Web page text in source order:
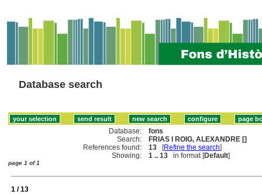
Database search
Database:
fons
Search:
FRIAS I ROIG, ALEXANDRE []
References found:
13 [Refine the search]
Showing:
1 .. 13 in format [Default]
page 1 of 1
1 / 13